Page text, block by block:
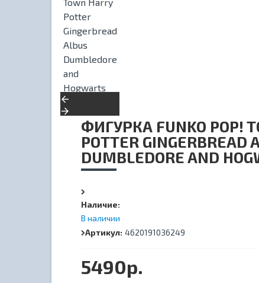
ФИГУРКА FUNKO POP!
POTTER GINGERBREAD
DUMBLEDORE AND
Наличие:
В наличии
Артикул: 4620191036249
5490р.